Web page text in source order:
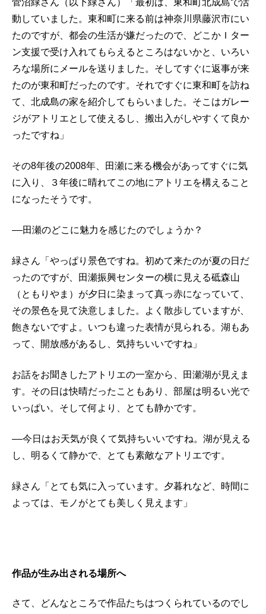
菅沼緑さん（以下緑さん）「最初は、東和町北成島で活
動していました。東和町に来る前は神奈川県藤沢市にい
たのですが、都会の生活が嫌だったので、どこかＩター
ン支援で受け入れてもらえるところはないかと、いろい
ろな場所にメールを送りました。そしてすぐに返事が来
たのが東和町だったのです。それですぐに東和町を訪ね
て、北成島の家を紹介してもらいました。そこはガレー
ジがアトリエとして使えるし、搬出入がしやすくて良か
ったですね」
その8年後の2008年、田瀬に来る機会があってすぐに気
に入り、３年後に晴れてこの地にアトリエを構えること
になったそうです。
––田瀬のどこに魅力を感じたのでしょうか？
緑さん「やっぱり景色ですね。初めて来たのが夏の日だ
ったのですが、田瀬振興センターの横に見える砥森山
（ともりやま）が夕日に染まって真っ赤になっていて、
その景色を見て決意しました。よく散歩していますが、
飽きないですよ。いつも違った表情が見られる。湖もあ
って、開放感があるし、気持ちいいですね」
お話をお聞きしたアトリエの一室から、田瀬湖が見えま
す。その日は快晴だったこともあり、部屋は明るい光で
いっぱい。そして何より、とても静かです。
––今日はお天気が良くて気持ちいいですね。湖が見える
し、明るくて静かで、とても素敵なアトリエです。
緑さん「とても気に入っています。夕暮れなど、時間に
よっては、モノがとても美しく見えます」
作品が生み出される場所へ
さて、どんなところで作品たちはつくられているのでし